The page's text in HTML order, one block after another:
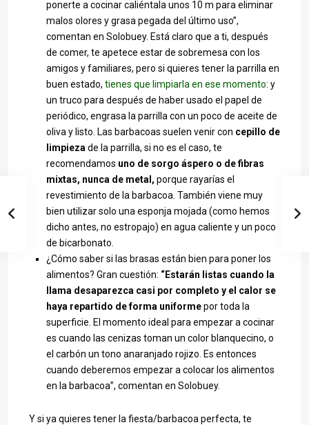
ponerte a cocinar caliéntala unos 10 m para eliminar
malos olores y grasa pegada del último uso”,
comentan en Solobuey. Está claro que a ti, después
de comer, te apetece estar de sobremesa con los
amigos y familiares, pero si quieres tener la parrilla en
buen estado, tienes que limpiarla en ese momento: y
un truco para después de haber usado el papel de
periódico, engrasa la parrilla con un poco de aceite de
oliva y listo. Las barbacoas suelen venir con cepillo de
limpieza de la parrilla, si no es el caso, te
recomendamos uno de sorgo áspero o de fibras
mixtas, nunca de metal , porque rayarías el
revestimiento de la barbacoa. También viene muy
bien utilizar solo una esponja mojada (como hemos
dicho antes, no estropajo) en agua caliente y un poco
de bicarbonato.
¿Cómo saber si las brasas están bien para poner los
alimentos? Gran cuestión: “Estarán listas cuando la
llama desaparezca casi por completo y el calor se
haya repartido de forma uniformepor toda la
superficie. El momento ideal para empezar a cocinar
es cuando las cenizas toman un color blanquecino, o
el carbón un tono anaranjado rojizo. Es entonces
cuando deberemos empezar a colocar los alimentos
en la barbacoa”, comentan en Solobuey.
Y si ya quieres tener la fiesta/barbacoa perfecta, te